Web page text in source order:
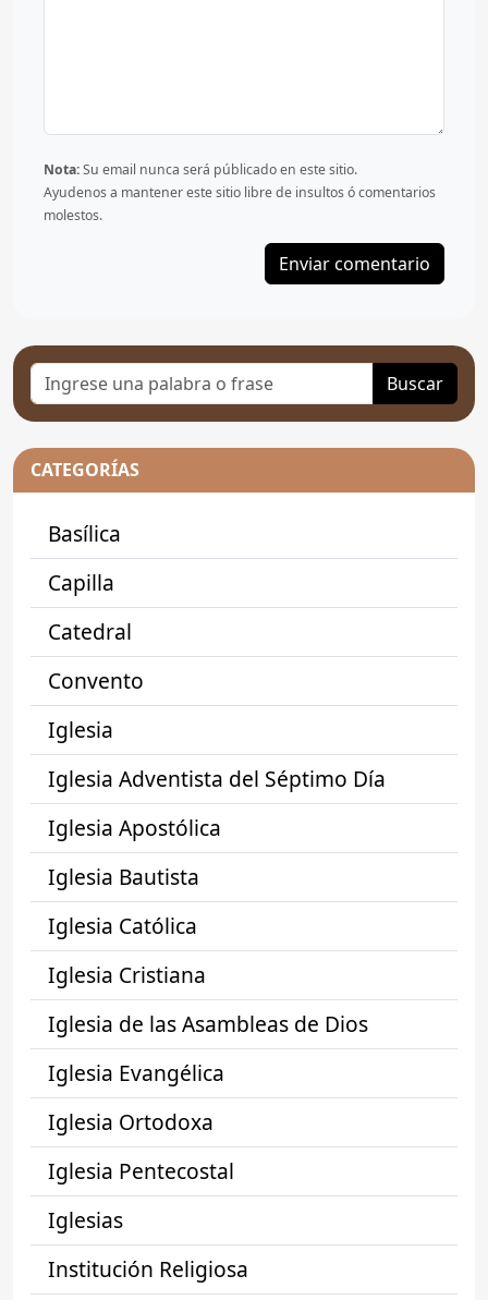
Nota:Su email nunca será públicado en este sitio.
Ayudenos a mantener este sitio libre de insultos ó comentarios
molestos.
Buscar
CATEGORÍAS
Basílica
Capilla
Catedral
Convento
Iglesia
Iglesia Adventista del Séptimo Día
Iglesia Apostólica
Iglesia Bautista
Iglesia Católica
Iglesia Cristiana
Iglesia de las Asambleas de Dios
Iglesia Evangélica
Iglesia Ortodoxa
Iglesia Pentecostal
Iglesias
Institución Religiosa